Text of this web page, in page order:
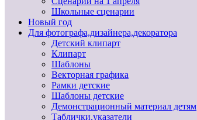
Школьные сценарии
Новый год
Для фотографа,дизайнера,декоратора
Детский клипарт
Клипарт
Шаблоны
Векторная графика
Рамки детские
Шаблоны детские
Демонстрационный материал детям
Таблички,указатели